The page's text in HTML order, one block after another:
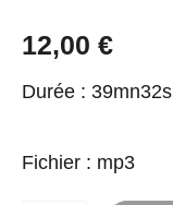
12,00 €
Durée : 39mn32s
Fichier : mp3